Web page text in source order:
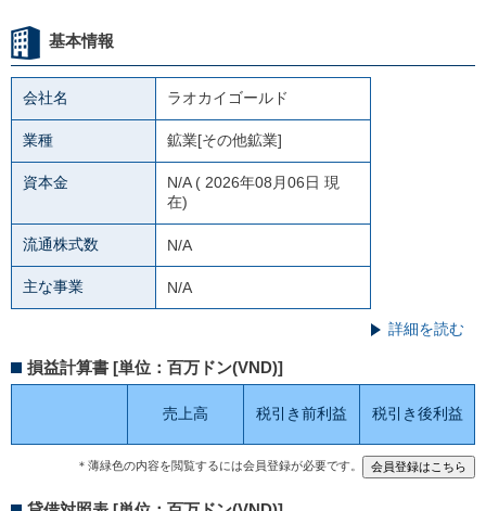
基本情報
会社名 ラオカイゴールド
業種 鉱業[その他鉱業]
資本金 N/A( 2026年08月06日 現
在)
流通株式数 N/A
主な事業 N/A
詳細を読む
損益計算書 [単位：百万ドン(VND)]
売上高 税引き前利益 税引き後利益
＊薄緑色の内容を閲覧するには会員登録が必要です。